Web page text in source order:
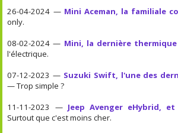
26-04-2024 — Mini Aceman, la familiale
only.
08-02-2024 — Mini, la dernière
l'électrique.
07-12-2023 — Suzuki Swift, l'une des
— Trop simple ?
11-11-2023 — Jeep Avenger eHybrid,
Surtout que c'est moins cher.